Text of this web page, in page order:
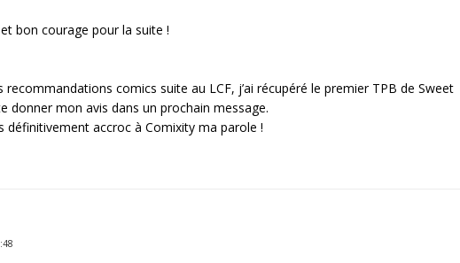
bon courage pour la suite !
recommandations comics suite au LCF, j’ai récupéré le premier TPB de Sweet
donner mon avis dans un prochain message.
définitivement accroc à Comixity ma parole !